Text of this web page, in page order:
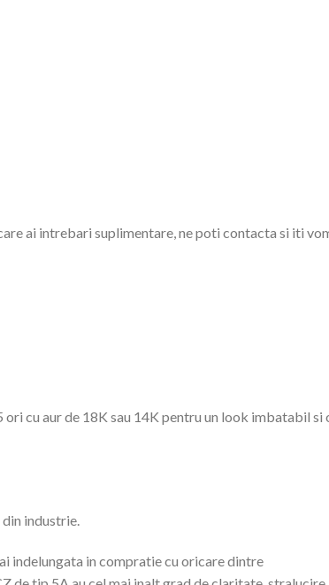
ai intrebari suplimentare, ne poti contacta si iti
cu aur de 18K sau 14K pentru un look imbatabil si
industrie.
indelungata in compratie cu oricare dintre